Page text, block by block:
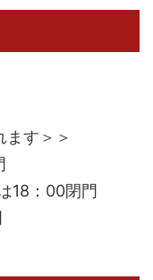
ます＞＞
18：00閉門